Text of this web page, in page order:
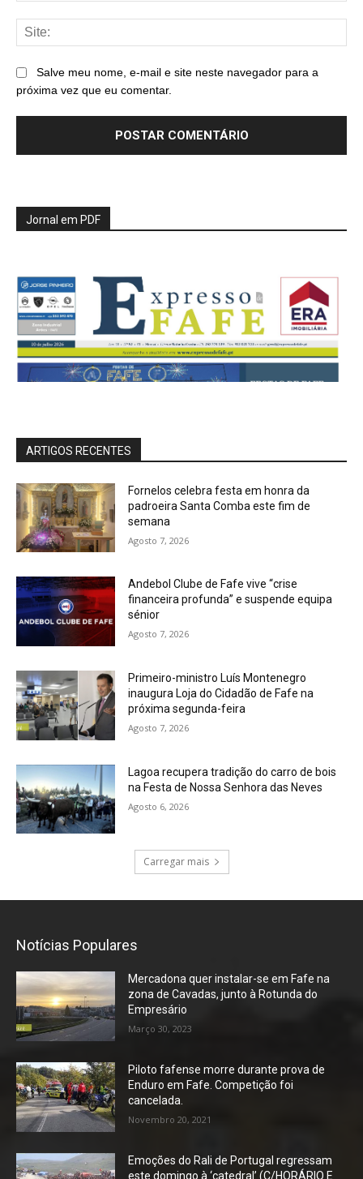
Salve meu nome, e-mail e site neste navegador para a
próxima vez que eu comentar.
Jornal em PDF
ARTIGOS RECENTES
Fornelos celebra festa em honra da
padroeira Santa Comba este fim de
semana
Agosto 7, 2026
Andebol Clube de Fafe vive “crise
financeira profunda” e suspende equipa
sénior
Agosto 7, 2026
Primeiro-ministro Luís Montenegro
inaugura Loja do Cidadão de Fafe na
próxima segunda-feira
Agosto 7, 2026
Lagoa recupera tradição do carro de bois
na Festa de Nossa Senhora das Neves
Agosto 6, 2026
Carregar mais
Notícias Populares
Mercadona quer instalar-se em Fafe na
zona de Cavadas, junto à Rotunda do
Empresário
Março 30, 2023
Piloto fafense morre durante prova de
Enduro em Fafe. Competição foi
cancelada.
Novembro 20, 2021
Emoções do Rali de Portugal regressam
este domingo à ‘catedral’ (C/HORÁRIO E